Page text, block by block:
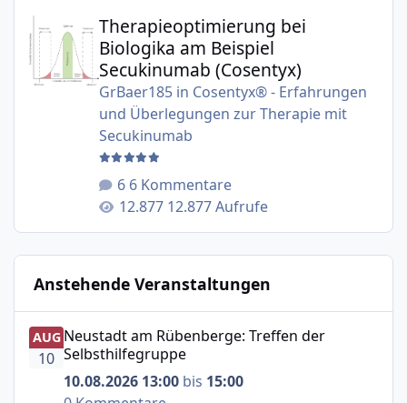
Therapieoptimierung bei Biologika am Beispiel
Therapieoptimierung bei
Biologika am Beispiel
Secukinumab (Cosentyx)
GrBaer185in Cosentyx® - Erfahrungen
und Überlegungen zur Therapie mit
Secukinumab
6 Kommentare
12.877 Aufrufe
Anstehende Veranstaltungen
Neustadt am Rübenberge: Treffen der Selbsthilfegruppe
AUG
10
Neustadt am Rübenberge: Treffen der
Selbsthilfegruppe
10.08.2026 13:00 bis 15:00